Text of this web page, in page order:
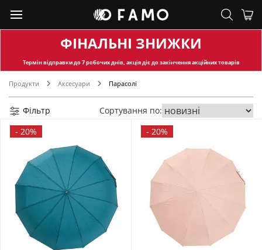
ФІНАЛЬНІ ЗНИЖКИ
Термін відправкидо 7 робочих днів, акція діє до закінчення акційних товарів
Продукти Аксесуари Парасолі
Фільтр
Сортування по:
- 20% - 20%